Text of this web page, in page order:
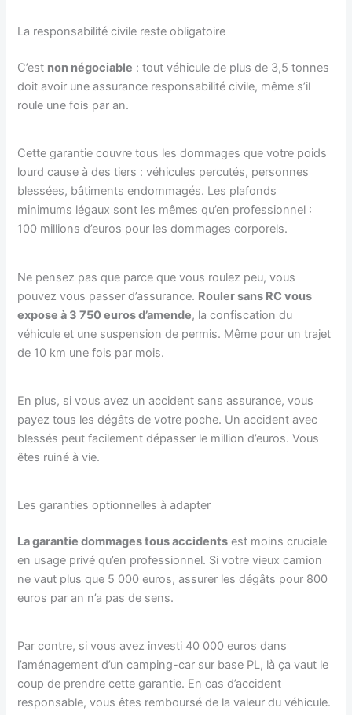
La responsabilité civile reste obligatoire
C’est non négociable : tout véhicule de plus de 3,5 tonnes
doit avoir une assurance responsabilité civile, même s’il
roule une fois par an.
Cette garantie couvre tous les dommages que votre poids
lourd cause à des tiers : véhicules percutés, personnes
blessées, bâtiments endommagés. Les plafonds
minimums légaux sont les mêmes qu’en professionnel :
100 millions d’euros pour les dommages corporels.
Ne pensez pas que parce que vous roulez peu, vous
pouvez vous passer d’assurance. Rouler sans RC vous
expose à 3 750 euros d’amende, la confiscation du
véhicule et une suspension de permis. Même pour un trajet
de 10 km une fois par mois.
En plus, si vous avez un accident sans assurance, vous
payez tous les dégâts de votre poche. Un accident avec
blessés peut facilement dépasser le million d’euros. Vous
êtes ruiné à vie.
Les garanties optionnelles à adapter
La garantie dommages tous accidents est moins cruciale
en usage privé qu’en professionnel. Si votre vieux camion
ne vaut plus que 5 000 euros, assurer les dégâts pour 800
euros par an n’a pas de sens.
Par contre, si vous avez investi 40 000 euros dans
l’aménagement d’un camping-car sur base PL, là ça vaut le
coup de prendre cette garantie. En cas d’accident
responsable, vous êtes remboursé de la valeur du véhicule.